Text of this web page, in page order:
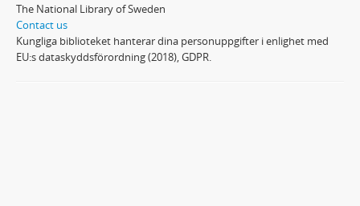
The National Library of Sweden
Contact us
Kungliga biblioteket hanterar dina personuppgifter i enlighet med
EU:s dataskyddsförordning (2018), GDPR.